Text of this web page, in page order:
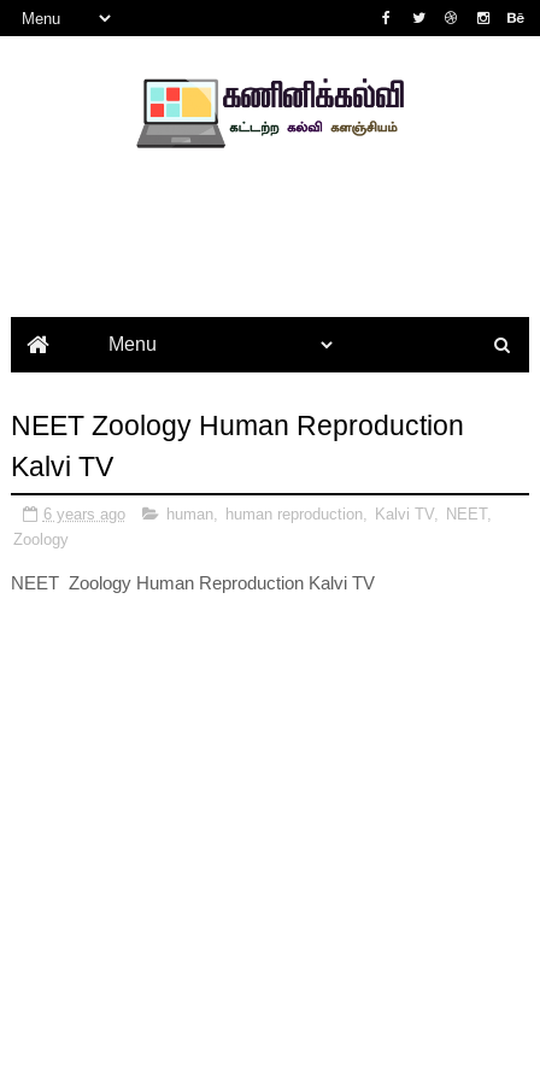
NEET Zoology Human Reproduction
Kalvi TV
6 years ago human, human reproduction, Kalvi TV, NEET,
Zoology
NEET Zoology Human Reproduction Kalvi TV